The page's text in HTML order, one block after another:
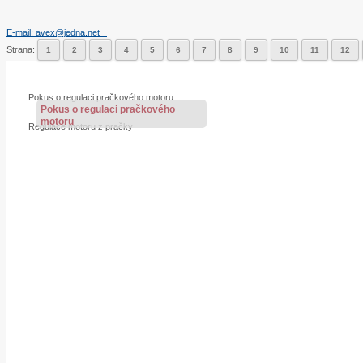
E-mail: avex@jedna.net
Strana:
1 2 3 4 5 6 7 8 9 10 11 12
Pokus o regulaci pračkového
motoru
Pokus o regulaci pračkového motoru
Regulace motoru z pračky